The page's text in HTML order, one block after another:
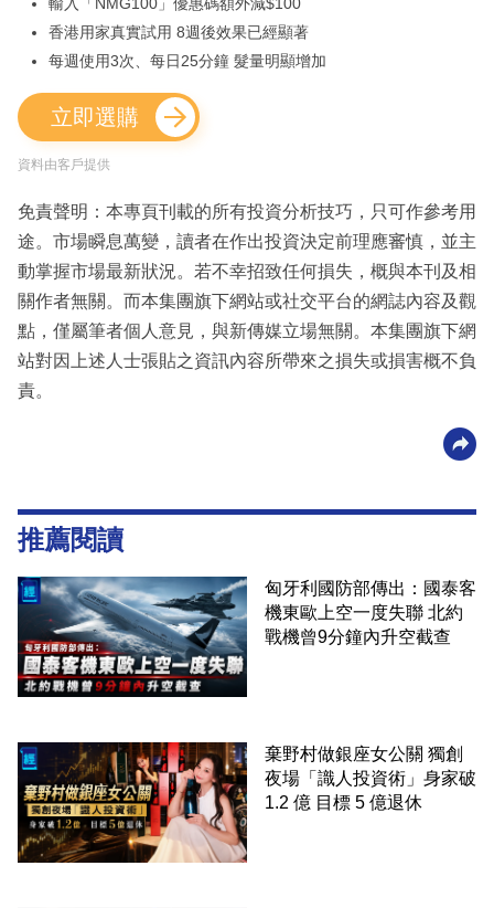
香港用家真實試用 8週後效果已經顯著
每週使用3次、每日25分鐘 髮量明顯增加
立即選購
資料由客戶提供
免責聲明：本專頁刊載的所有投資分析技巧，只可作參考用
途。市場瞬息萬變，讀者在作出投資決定前理應審慎，並主
動掌握市場最新狀況。若不幸招致任何損失，概與本刊及相
關作者無關。而本集團旗下網站或社交平台的網誌內容及觀
點，僅屬筆者個人意見，與新傳媒立場無關。本集團旗下網
站對因上述人士張貼之資訊內容所帶來之損失或損害概不負
責。
推薦閱讀
匈牙利國防部傳出：國泰客
機東歐上空一度失聯 北約
戰機曾9分鐘內升空截查
棄野村做銀座女公關 獨創
夜場「識人投資術」身家破
1.2 億 目標 5 億退休